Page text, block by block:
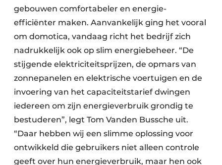
gebouwen comfortabeler en energie-
efficiënter maken. Aanvankelijk ging het vooral
om domotica, vandaag richt het bedrijf zich
nadrukkelijk ook op slim energiebeheer. “De
stijgende elektriciteitsprijzen, de opmars van
zonnepanelen en elektrische voertuigen en de
invoering van het capaciteitstarief dwingen
iedereen om zijn energieverbruik grondig te
bestuderen”, legt Tom Vanden Bussche uit.
“Daar hebben wij een slimme oplossing voor
ontwikkeld die gebruikers niet alleen controle
geeft over hun energieverbruik, maar hen ook